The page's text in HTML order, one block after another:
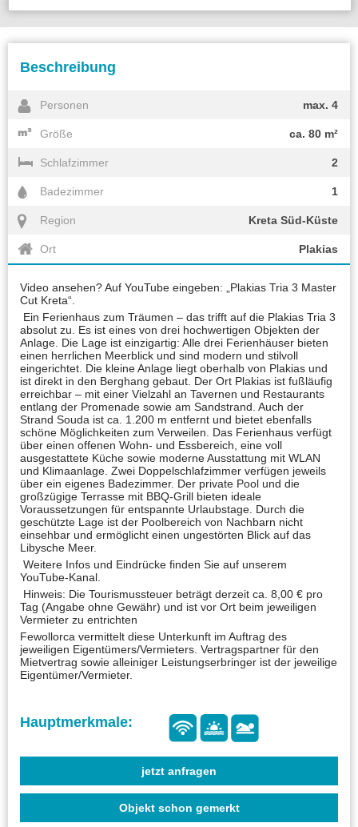
Beschreibung
Personen max. 4
Größe ca. 80 m²
Schlafzimmer 2
Badezimmer 1
Region Kreta Süd-Küste
Ort Plakias
Video ansehen? Auf YouTube eingeben: „Plakias Tria 3 Master
Cut Kreta“.
Ein Ferienhaus zum Träumen – das trifft auf die Plakias Tria 3
absolut zu. Es ist eines von drei hochwertigen Objekten der
Anlage. Die Lage ist einzigartig: Alle drei Ferienhäuser bieten
einen herrlichen Meerblick und sind modern und stilvoll
eingerichtet. Die kleine Anlage liegt oberhalb von Plakias und
ist direkt in den Berghang gebaut. Der Ort Plakias ist fußläufig
erreichbar – mit einer Vielzahl an Tavernen und Restaurants
entlang der Promenade sowie am Sandstrand. Auch der
Strand Souda ist ca. 1.200 m entfernt und bietet ebenfalls
schöne Möglichkeiten zum Verweilen. Das Ferienhaus verfügt
über einen offenen Wohn- und Essbereich, eine voll
ausgestattete Küche sowie moderne Ausstattung mit WLAN
und Klimaanlage. Zwei Doppelschlafzimmer verfügen jeweils
über ein eigenes Badezimmer. Der private Pool und die
großzügige Terrasse mit BBQ-Grill bieten ideale
Voraussetzungen für entspannte Urlaubstage. Durch die
geschützte Lage ist der Poolbereich von Nachbarn nicht
einsehbar und ermöglicht einen ungestörten Blick auf das
Libysche Meer.
Weitere Infos und Eindrücke finden Sie auf unserem
YouTube-Kanal.
Hinweis: Die Tourismussteuer beträgt derzeit ca. 8,00 € pro
Tag (Angabe ohne Gewähr) und ist vor Ort beim jeweiligen
Vermieter zu entrichten
Fewollorca vermittelt diese Unterkunft im Auftrag des
jeweiligen Eigentümers/Vermieters. Vertragspartner für den
Mietvertrag sowie alleiniger Leistungserbringer ist der jeweilige
Eigentümer/Vermieter.
jetzt anfragen
Objekt schon gemerkt